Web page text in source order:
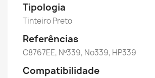
Tipologia
Tinteiro Preto
Referências
C8767EE, Nº339, No339, HP339
Compatibilidade